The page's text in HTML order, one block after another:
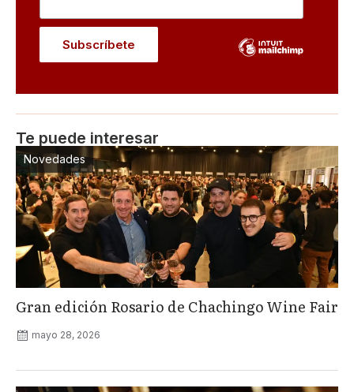
Te puede interesar
Novedades
Gran edición Rosario de Chachingo Wine Fair
mayo 28, 2026